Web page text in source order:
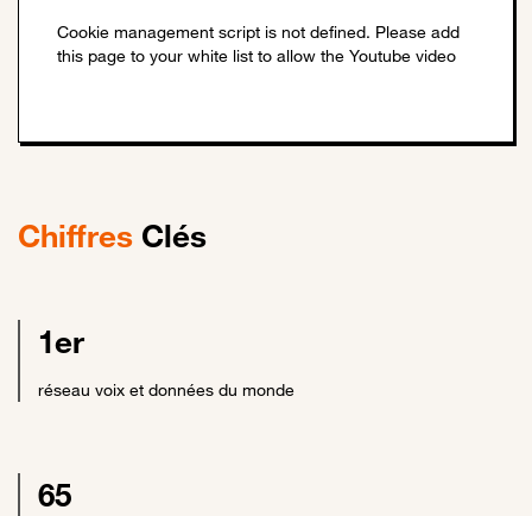
Chiffres Clés
1er
réseau voix et données du monde
65